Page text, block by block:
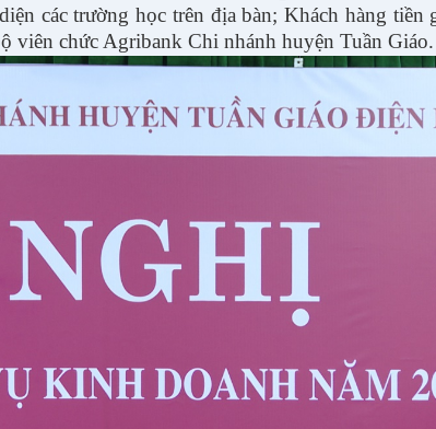
các trường học trên địa bàn; Khách hàng tiền
viên chức Agribank Chi nhánh huyện Tuần Giáo.